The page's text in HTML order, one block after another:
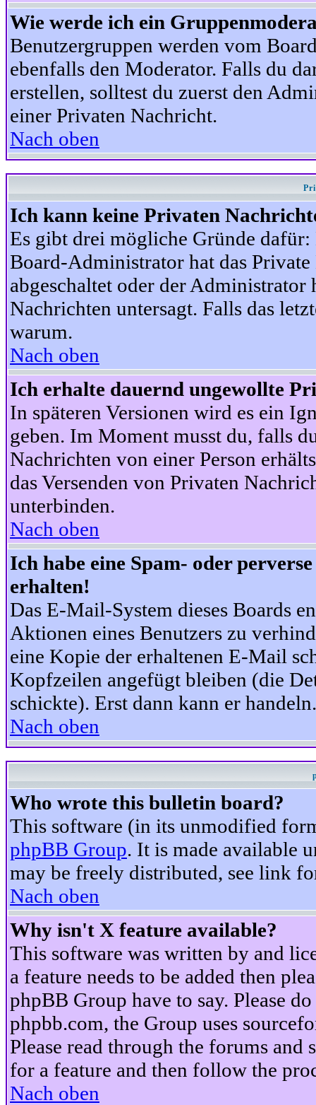
Wie werde ich ein
Benutzergruppen werden vom
ebenfalls den Moderator. Falls du
erstellen, solltest du zuerst den
einer Privaten Nachricht.
Nach oben
Ich kann keine Privaten
Es gibt drei mögliche Gründe
Board-Administrator hat das
abgeschaltet oder der
Nachrichten untersagt. Falls das
warum.
Nach oben
Ich erhalte dauernd ungewollte
In späteren Versionen wird es ein
geben. Im Moment musst du, falls
Nachrichten von einer Person
das Versenden von Privaten
unterbinden.
Nach oben
Ich habe eine Spam- oder
erhalten!
Das E-Mail-System dieses Boards
Aktionen eines Benutzers zu
eine Kopie der erhaltenen E-Mail
Kopfzeilen angefügt bleiben (die
schickte). Erst dann kann er handeln.
Nach oben
Who wrote this bulletin board?
This software (in its unmodified
phpBB Group. It is made available
may be freely distributed, see link
Nach oben
Why isn't X feature available?
This software was written by and
a feature needs to be added then
phpBB Group have to say. Please
phpbb.com, the Group uses
Please read through the forums
for a feature and then follow the
Nach oben